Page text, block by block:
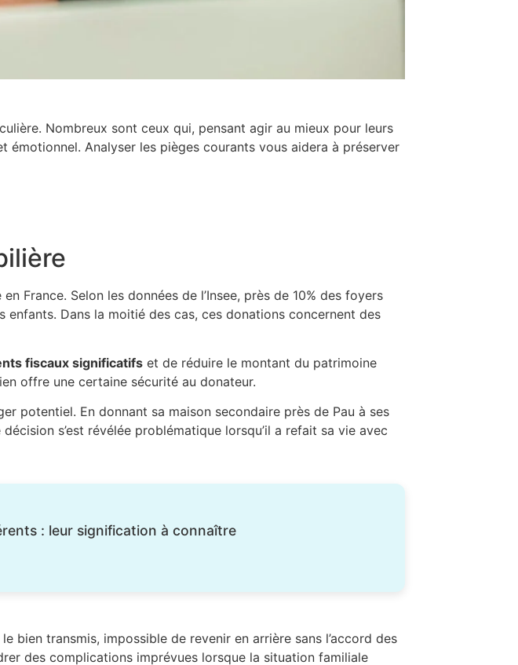
Nombreux sont ceux qui, pensant agir au mieux pour leurs
émotionnel. Analyser les pièges courants vous aidera à préserver
France. Selon les données de l’Insee, près de 10% des foyers
Dans la moitié des cas, ces donations concernent des
fiscaux significatifs et de réduire le montant du patrimoine
offre une certaine sécurité au donateur.
potentiel. En donnant sa maison secondaire près de Pau à ses
s’est révélée problématique lorsqu’il a refait sa vie avec
: leur signification à connaître
bien transmis, impossible de revenir en arrière sans l’accord des
des complications imprévues lorsque la situation familiale